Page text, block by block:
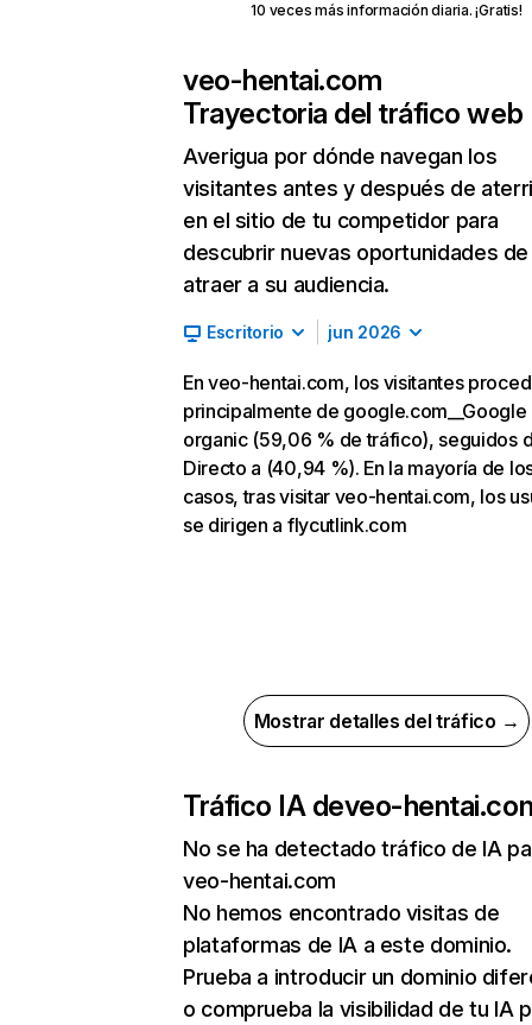
10 veces más información diaria. ¡Gratis!
veo-hentai.com
Trayectoria del tráfico web
Averigua por dónde navegan los
visitantes antes y después de
en el sitio de tu competidor para
descubrir nuevas oportunidades de
atraer a su audiencia.
Escritorio jun 2026
En veo-hentai.com, los visitantes
principalmente de google.com__Google
organic (59,06 % de tráfico), seguidos
Directo a (40,94 %). En la mayoría de
casos, tras visitar veo-hentai.com, los
se dirigen a flycutlink.com
Mostrar detalles del tráfico →
Tráfico IA deveo-
No se ha detectado tráfico de IA
veo-hentai.com
No hemos encontrado visitas de
plataformas de IA a este dominio.
Prueba a introducir un dominio
o comprueba la visibilidad de tu IA